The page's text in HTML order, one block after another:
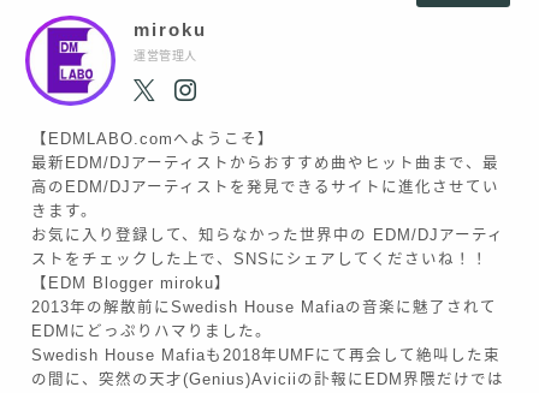
miroku
運営管理人
【EDMLABO.comへようこそ】
最新EDM/DJアーティストからおすすめ曲やヒット曲まで、最
高のEDM/DJアーティストを発見できるサイトに進化させてい
きます。
お気に入り登録して、知らなかった世界中の EDM/DJアーティ
ストをチェックした上で、SNSにシェアしてくださいね！！
【EDM Blogger miroku】
2013年の解散前にSwedish House Mafiaの音楽に魅了されて
EDMにどっぷりハマりました。
Swedish House Mafiaも2018年UMFにて再会して絶叫した束
の間に、突然の天才(Genius)Aviciiの訃報にEDM界隈だけでは